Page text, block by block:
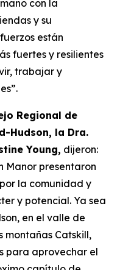
con la
y su
están
fuertes y resilientes
trabajar y
Regional de
Hudson, la Dra.
Young, dijeron:
Manor presentaron
la comunidad y
y potencial. Ya sea
en el valle de
montañas Catskill,
para aprovechar el